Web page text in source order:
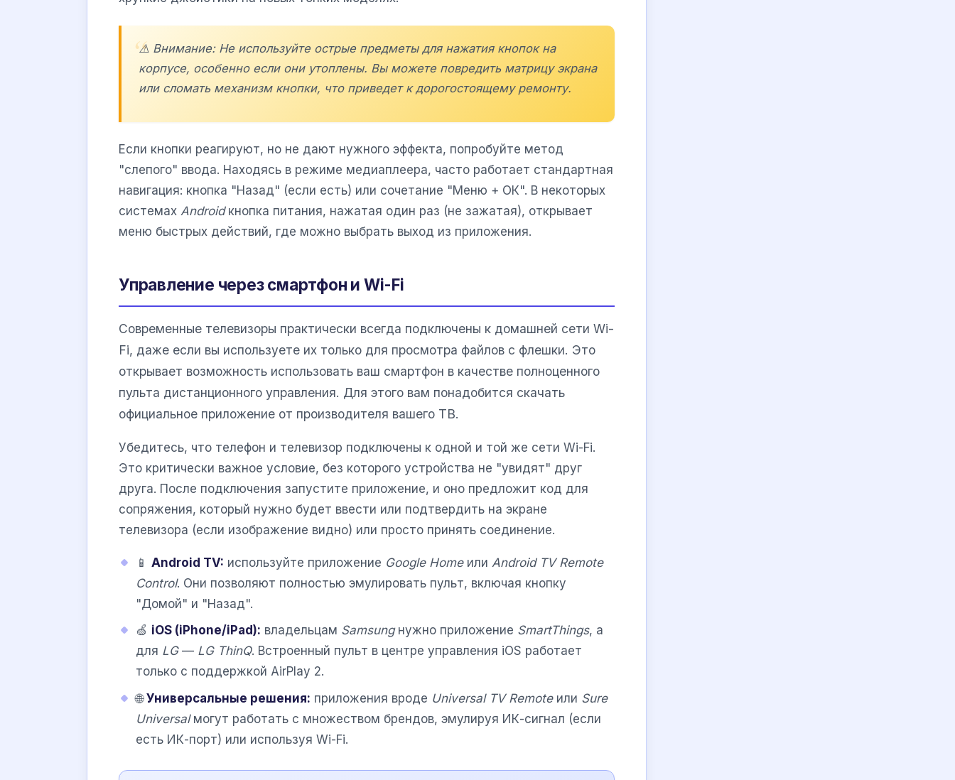
⚠️ Внимание: Не используйте острые предметы для нажатия кнопок на
корпусе, особенно если они утоплены. Вы можете повредить матрицу экрана
или сломать механизм кнопки, что приведет к дорогостоящему ремонту.
Если кнопки реагируют, но не дают нужного эффекта, попробуйте метод
"слепого" ввода. Находясь в режиме медиаплеера, часто работает стандартная
навигация: кнопка "Назад" (если есть) или сочетание "Меню + ОК". В некоторых
системах Androidкнопка питания, нажатая один раз (не зажатая), открывает
меню быстрых действий, где можно выбрать выход из приложения.
Управление через смартфон и Wi-Fi
Современные телевизоры практически всегда подключены к домашней сети Wi-
Fi, даже если вы используете их только для просмотра файлов с флешки. Это
открывает возможность использовать ваш смартфон в качестве полноценного
пульта дистанционного управления. Для этого вам понадобится скачать
официальное приложение от производителя вашего ТВ.
Убедитесь, что телефон и телевизор подключены к одной и той же сети Wi-Fi.
Это критически важное условие, без которого устройства не "увидят" друг
друга. После подключения запустите приложение, и оно предложит код для
сопряжения, который нужно будет ввести или подтвердить на экране
телевизора (если изображение видно) или просто принять соединение.
📱 Android TV: используйте приложение Google Homeили Android TV Remote
Control. Они позволяют полностью эмулировать пульт, включая кнопку
"Домой" и "Назад".
🍏 iOS (iPhone/iPad): владельцам Samsungнужно приложение SmartThings, а
для LG— LG ThinQ. Встроенный пульт в центре управления iOS работает
только с поддержкой AirPlay 2.
🌐Универсальные решения: приложения вроде Universal TV Remoteили Sure
Universalмогут работать с множеством брендов, эмулируя ИК-сигнал (если
есть ИК-порт) или используя Wi-Fi.